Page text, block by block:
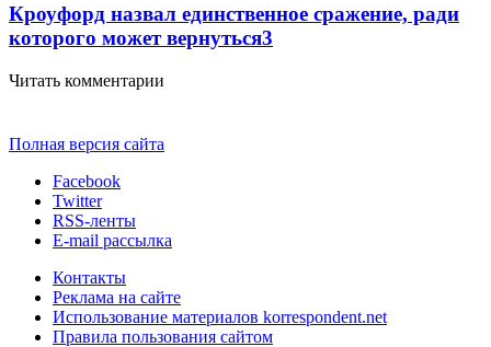
Кроуфорд назвал единственное сражение, ради
которого может вернуться3
Читать комментарии
Полная версия сайта
Facebook
Twitter
RSS-ленты
E-mail рассылка
Контакты
Реклама на сайте
Использование материалов korrespondent.net
Правила пользования сайтом